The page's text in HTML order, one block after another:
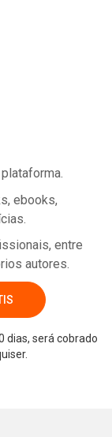
ebooks,
entre
autores.
dias, será cobrado
E-mail